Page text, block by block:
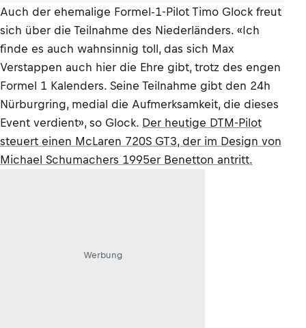
Auch der ehemalige Formel-1-Pilot Timo Glock freut
sich über die Teilnahme des Niederländers. «Ich
finde es auch wahnsinnig toll, das sich Max
Verstappen auch hier die Ehre gibt, trotz des engen
Formel 1 Kalenders. Seine Teilnahme gibt den 24h
Nürburgring, medial die Aufmerksamkeit, die dieses
Event verdient», so Glock. Der heutige DTM-Pilot
steuert einen McLaren 720S GT3, der im Design von
Michael Schumachers 1995er Benetton antritt.
Werbung